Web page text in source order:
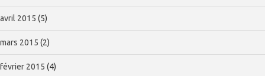
avril 2015 (5)
mars 2015 (2)
février 2015 (4)